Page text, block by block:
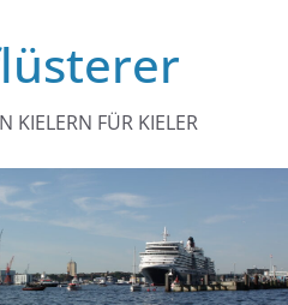
KIELERN FÜR KIELER